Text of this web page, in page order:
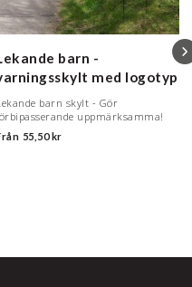
barn -
med logotyp
barn skylt - Gör
uppmärksamma!
55,50 kr